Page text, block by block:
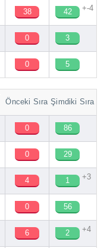
38 42 +-4
0 3
0 5
Önceki Sıra Şimdiki Sıra
0 86
0 29
4 1 +3
0 56
6 2 +4